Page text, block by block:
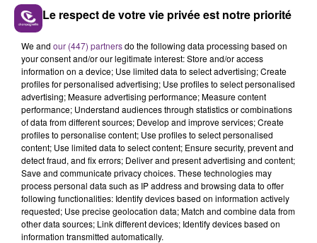
VENEZ FÊTER CE WEEK-END
L'ANNIVERSAIRE DE WOINIC
Ce samedi 8 août sera un grand jour :
l'anniversaire du plus gros sanglier du monde.
Une fête est donc organisée et vous êtes tous
conviés !
TITRES DIFFUSÉS
13h22
13h22 13h19
13h19
Le respect de votre vie privée est notre priorité
We and our (447) partnersdo the following data processing based on
your consent and/or our legitimate interest: Store and/or access
information on a device; Use limited data to select advertising; Create
profiles for personalised advertising; Use profiles to select personalised
advertising; Measure advertising performance; Measure content
performance; Understand audiences through statistics or combinations
of data from different sources; Develop and improve services; Create
profiles to personalise content; Use profiles to select personalised
content; Use limited data to select content; Ensure security, prevent and
detect fraud, and fix errors; Deliver and present advertising and content;
Save and communicate privacy choices. These technologies may
process personal data such as IP address and browsing data to offer
following functionalities: Identify devices based on information actively
requested; Use precise geolocation data; Match and combine data from
other data sources; Link different devices; Identify devices based on
information transmitted automatically.